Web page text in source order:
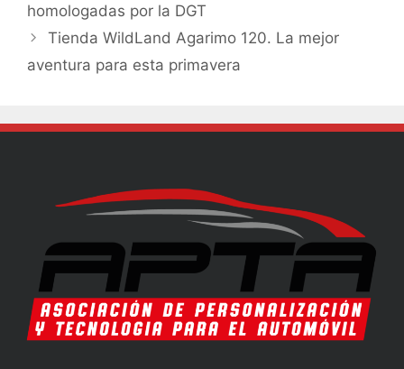
homologadas por la DGT
Tienda WildLand Agarimo 120. La mejor
aventura para esta primavera